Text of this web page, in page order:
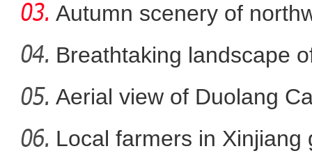
“阿克苏好地方·非遗之美
Autumn scenery of
Breathtaking landscape
Aerial view of Duolang
Local farmers in Xinjiang